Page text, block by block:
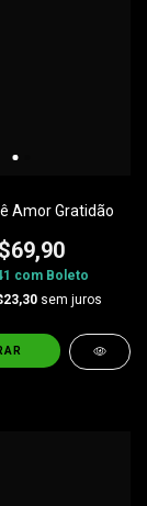
Amor Gratidão
com Boleto
sem juros